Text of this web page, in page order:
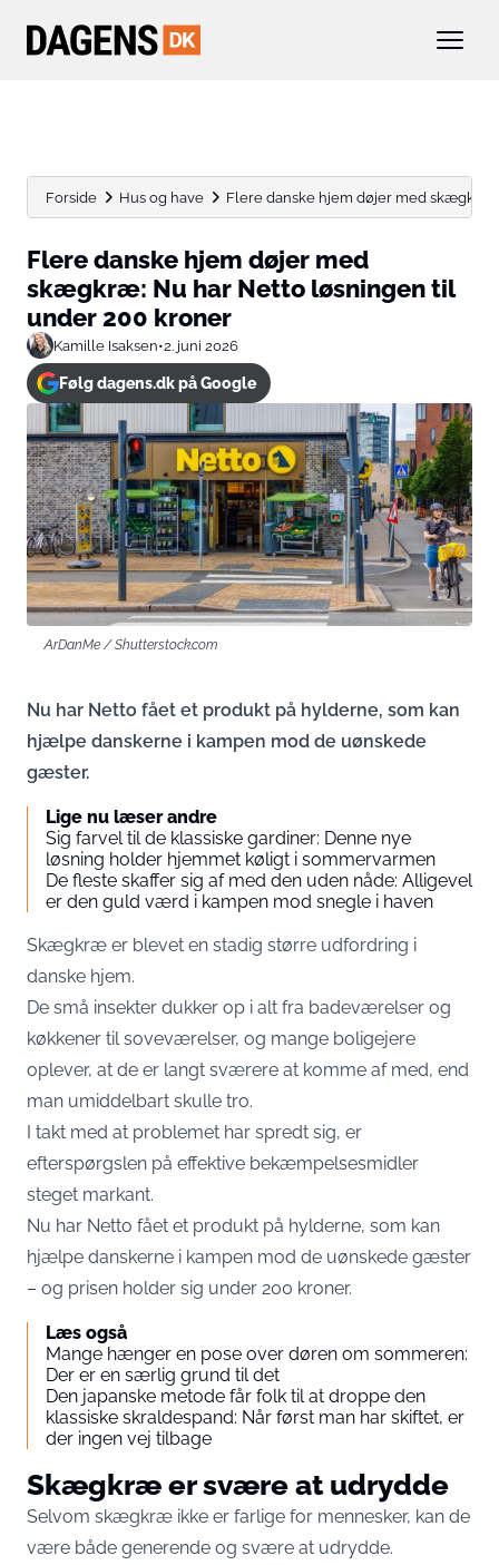
Forside Hus og have Flere danske hjem døjer med skægkræ:
Flere danske hjem døjer med
skægkræ: Nu har Netto løsningen til
under 200 kroner
Kamille Isaksen•2. juni 2026
Følg dagens.dk på Google
ArDanMe / Shutterstock.com
Nu har Netto fået et produkt på hylderne, som kan
hjælpe danskerne i kampen mod de uønskede
gæster.
Lige nu læser andre
Sig farvel til de klassiske gardiner: Denne nye
løsning holder hjemmet køligt i sommervarmen
De fleste skaffer sig af med den uden nåde: Alligevel
er den guld værd i kampen mod snegle i haven
Skægkræ er blevet en stadig større udfordring i
danske hjem.
De små insekter dukker op i alt fra badeværelser og
køkkener til soveværelser, og mange boligejere
oplever, at de er langt sværere at komme af med, end
man umiddelbart skulle tro.
I takt med at problemet har spredt sig, er
efterspørgslen på effektive bekæmpelsesmidler
steget markant.
Nu har Netto fået et produkt på hylderne, som kan
hjælpe danskerne i kampen mod de uønskede gæster
– og prisen holder sig under 200 kroner.
Læs også
Mange hænger en pose over døren om sommeren:
Der er en særlig grund til det
Den japanske metode får folk til at droppe den
klassiske skraldespand: Når først man har skiftet, er
der ingen vej tilbage
Skægkræ er svære at udrydde
Selvom skægkræ ikke er farlige for mennesker, kan de
være både generende og svære at udrydde.